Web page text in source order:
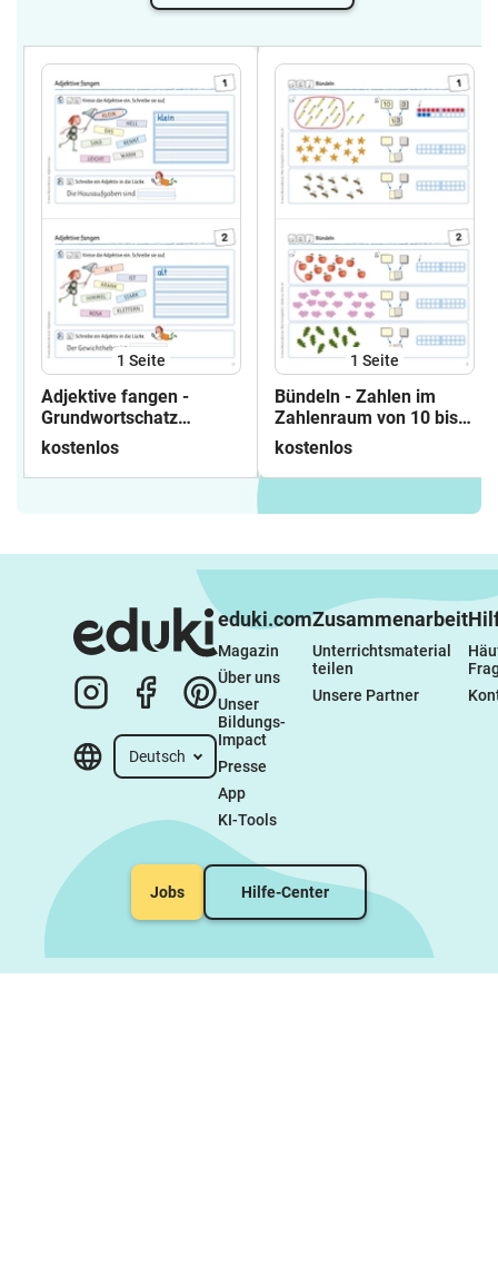
1 Seite
Adjektive fangen -
Grundwortschatz
trainieren
kostenlos
1 Seite
Bündeln - Zahlen im
Zahlenraum von 10 bis
20
kostenlos
Deutsch
eduki.com
Magazin
Über uns
Unser
Bildungs-
Impact
Presse
App
KI-Tools
Zusammenarbeit
Unterrichtsmaterial
teilen
Unsere Partner
Jobs Hilfe-Center